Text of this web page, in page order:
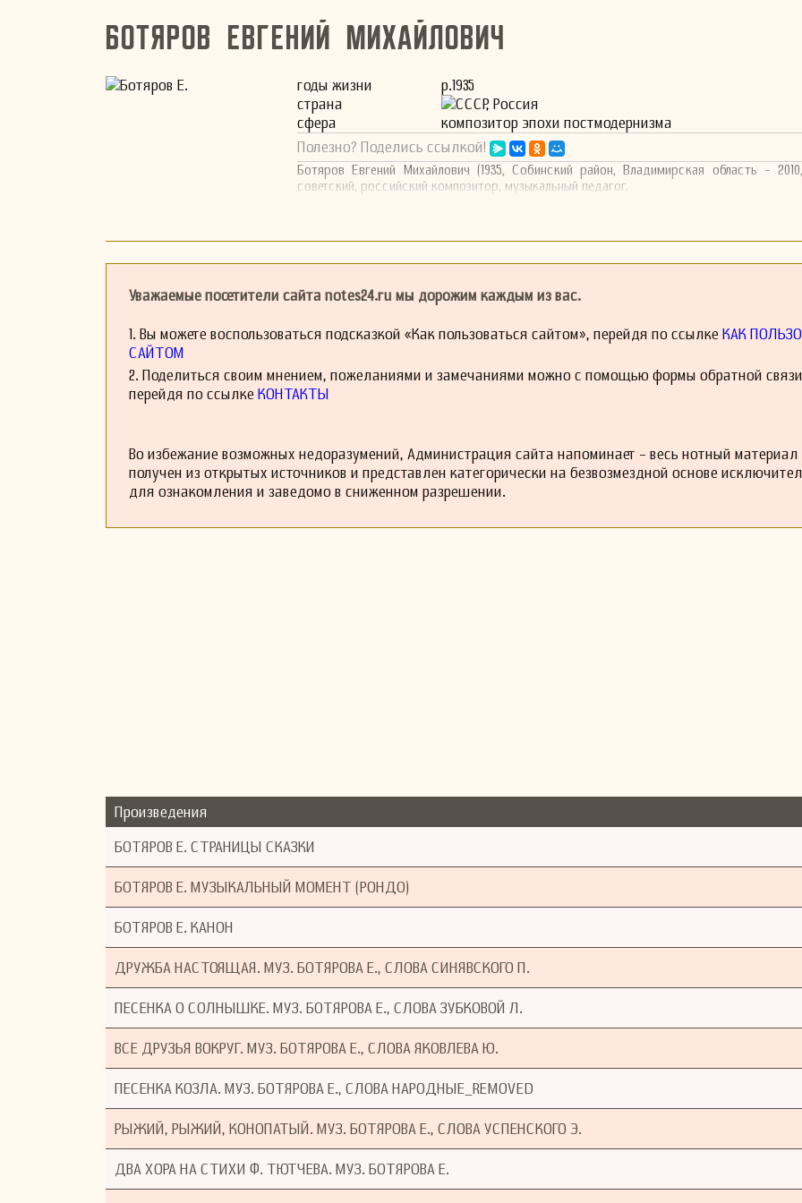
Ботяров Евгений Михайлович
годы жизни
р.1935
страна
СССР, Россия
сфера
композитор эпохи постмодернизма
Полезно? Поделись ссылкой!
Ботяров Евгений Михайлович (1935, Собинский район, Владимирская область -
советский, российский композитор, музыкальный педагог.
Уважаемые посетители сайта notes24.ru мы дорожим каждым из вас.
1. Вы можете воспользоваться подсказкой «Как пользоваться сайтом», перейдя по ссылке КАК
САЙТОМ
2. Поделиться своим мнением, пожеланиями и замечаниями можно с помощью формы обратной
перейдя по ссылке КОНТАКТЫ
Во избежание возможных недоразумений, Администрация сайта напоминает - весь нотный материал
получен из открытых источников и представлен категорически на безвозмездной основе
для ознакомления и заведомо в сниженном разрешении.
Произведения
БОТЯРОВ Е. СТРАНИЦЫ СКАЗКИ
БОТЯРОВ Е. МУЗЫКАЛЬНЫЙ МОМЕНТ (РОНДО)
БОТЯРОВ Е. КАНОН
ДРУЖБА НАСТОЯЩАЯ. МУЗ. БОТЯРОВА Е., СЛОВА СИНЯВСКОГО П.
ПЕСЕНКА О СОЛНЫШКЕ. МУЗ. БОТЯРОВА Е., СЛОВА ЗУБКОВОЙ Л.
ВСЕ ДРУЗЬЯ ВОКРУГ. МУЗ. БОТЯРОВА Е., СЛОВА ЯКОВЛЕВА Ю.
ПЕСЕНКА КОЗЛА. МУЗ. БОТЯРОВА Е., СЛОВА НАРОДНЫЕ_REMOVED
РЫЖИЙ, РЫЖИЙ, КОНОПАТЫЙ. МУЗ. БОТЯРОВА Е., СЛОВА УСПЕНСКОГО Э.
ДВА ХОРА НА СТИХИ Ф. ТЮТЧЕВА. МУЗ. БОТЯРОВА Е.